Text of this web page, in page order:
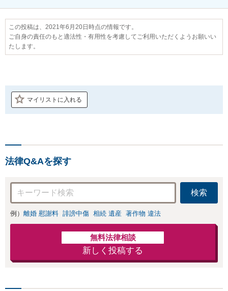
この投稿は、2021年6月20日時点の情報です。
ご自身の責任のもと適法性・有用性を考慮してご利用いただくようお願いい
たします。
マイリストに入れる
法律Q&Aを探す
検索
例） 離婚 慰謝料 誹謗中傷 相続 遺産 著作物 違法
無料法律相談
新しく投稿する